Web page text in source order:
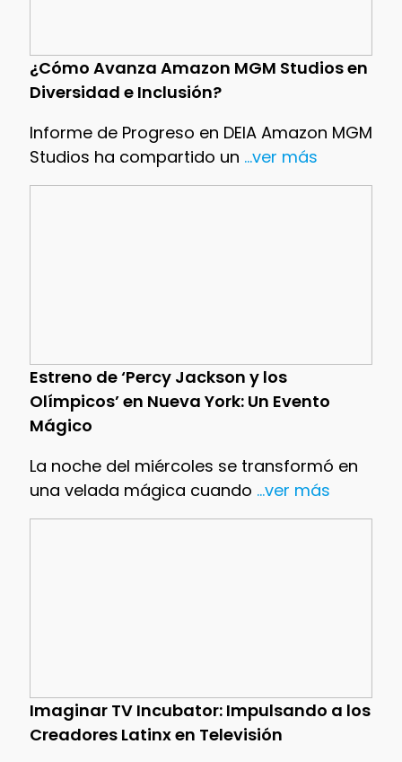
¿Cómo Avanza Amazon MGM Studios en
Diversidad e Inclusión?
Informe de Progreso en DEIA Amazon MGM
Studios ha compartido un ...ver más
Estreno de ‘Percy Jackson y los
Olímpicos’ en Nueva York: Un Evento
Mágico
La noche del miércoles se transformó en
una velada mágica cuando ...ver más
Imaginar TV Incubator: Impulsando a los
Creadores Latinx en Televisión